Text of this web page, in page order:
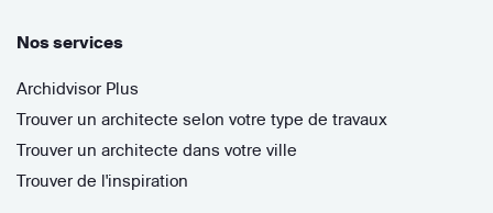
Nos services
Archidvisor Plus
Trouver un architecte selon votre type de travaux
Trouver un architecte dans votre ville
Trouver de l'inspiration